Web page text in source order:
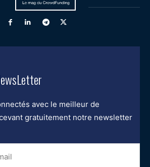
avec le meilleur de
gratuitement notre newsletter